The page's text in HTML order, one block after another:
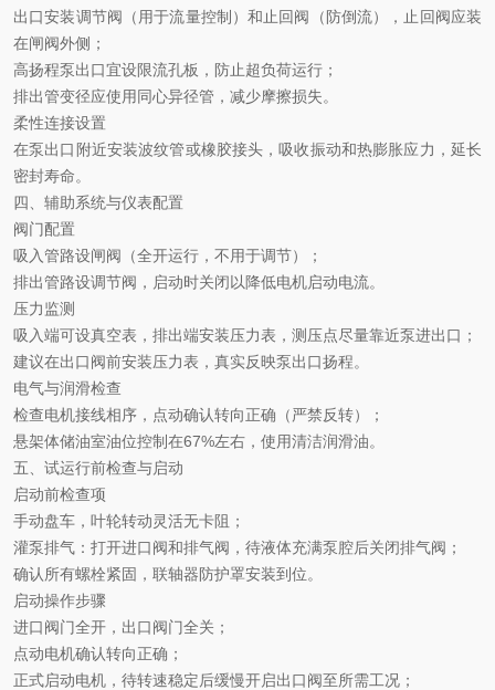
出口安装调节阀（用于流量控制）和止回阀（防倒流），止回阀应装
在闸阀外侧；
高扬程泵出口宜设限流孔板，防止超负荷运行；
排出管变径应使用同心异径管，减少摩擦损失。
柔性连接设置
在泵出口附近安装波纹管或橡胶接头，吸收振动和热膨胀应力，延长
密封寿命。
四、辅助系统与仪表配置
阀门配置
吸入管路设闸阀（全开运行，不用于调节）；
排出管路设调节阀，启动时关闭以降低电机启动电流。
压力监测
吸入端可设真空表，排出端安装压力表，测压点尽量靠近泵进出口；
建议在出口阀前安装压力表，真实反映泵出口扬程。
电气与润滑检查
检查电机接线相序，点动确认转向正确（严禁反转）；
悬架体储油室油位控制在67%左右，使用清洁润滑油。
五、试运行前检查与启动
启动前检查项
手动盘车，叶轮转动灵活无卡阻；
灌泵排气：打开进口阀和排气阀，待液体充满泵腔后关闭排气阀；
确认所有螺栓紧固，联轴器防护罩安装到位。
启动操作步骤
进口阀门全开，出口阀门全关；
点动电机确认转向正确；
正式启动电机，待转速稳定后缓慢开启出口阀至所需工况；